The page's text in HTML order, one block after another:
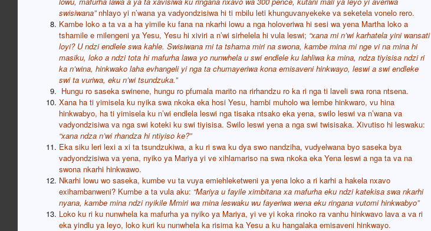
swisiwana”nhlayo yi n’wana ya vadyondzisiwa hi ti mbilu leti khunguvanyekeke va seketela vonelo rero.
Kambe loko a ta va a ha yimile ku fana na nkarhi lowu a nga holoveriwa hi sesi wa yena Martha loko a
tshamile e milengeni ya Yesu, Yesu hi xiviri a n’wi sirhelela hi vula leswi; “xana mi n’wi karhatela yini wansati
loyi? U ndzi endlele swa kahle. Swisiwana mi ta tshama miri na swona, kambe mina mi nge vi na mina hi
masiku, loko a ndzi tota hi mafurha lawa yo nunwhela u swi endlele ku lahliwa ka mina, ndza tiyisisa ndzi ri
ka n’wina, hinkwako laha evhangeli yi nga ta chumayeriwa kona emisaveni hinkwayo, leswi a swi endleke
swi ta vuriwa, eku n’wi tsundzuka.”
Hungu ro saseka swinene, hungu ro pfumala marito na rirhandzu ro ka ri nga ti laveli swa rona ntsena.
Xana ha ti yimisela ku nyika swa nkoka eka hosi Yesu, hambi muholo wa lembe hinkwaro, vu hina
hinkwabyo, ha ti yimisela ku n’wi endlela leswi nga tisaka ntsako eka yena, swilo leswi va n’wana va
vadyondzisiwa va nga swi koteki ku swi tiyisisa. Swilo leswi yena a nga swi twisisaka. Xivutiso hi leswaku:
“xana ndza n’wi rhandza hi ntiyiso ke?”
Eka siku leri lexi a xi ta tsundzukiwa, a ku ri swa ku dya swo nandziha, vudyelwana byo saseka bya
vadyondzisiwa va yena, nyiko ya Mariya yi ve xihlamariso na swa nkoka eka Yena leswi a nga ta va na
swona nkarhi hinkwawo.
Nkarhi lowu wo saseka, kumbe vu ta vuya emiehleketweni ya yena loko a ri karhi a hakela nxavo
exihambanweni? Kumbe a ta vula aku: “Mariya u fayile ximbitana xa mafurha eku ndzi katekisa swa nkarhi
nyana, kambe mina ndzi nyikile Mmiri wa mina leswaku wu fayeriwa wena eku ringana vutomi hinkwabyo”
Loko ku ri ku nunwhela ka mafurha ya nyiko ya Mariya, yi ve yi koka rinoko ra vanhu hinkwavo lava a va ri
eka yindlu ya leyo, loko kuri ku nunwhela ka risima ka Yesu a ku hangalaka emisaveni hinkwayo.